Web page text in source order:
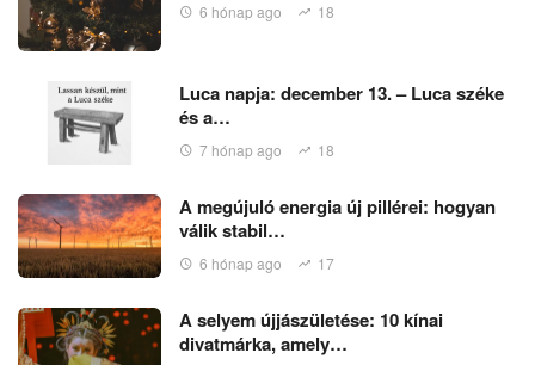
6 hónap ago 18
Luca napja: december 13. – Luca széke
és a…
7 hónap ago 18
A megújuló energia új pillérei: hogyan
válik stabil…
6 hónap ago 17
A selyem újjászületése: 10 kínai
divatmárka, amely…